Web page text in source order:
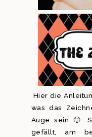
Hier die
was das
Auge sein 🙂
gefällt, am